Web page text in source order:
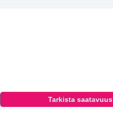
Tarkista saatavuus